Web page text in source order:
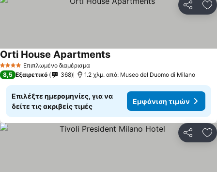
4 ΑστέριαΕπιπλωμένο διαμέρισμα
Orti House Apartments
8,5 Εξαιρετικό 368 1.2 χλμ. από: Museo del Duomo di Milano
Επιλέξτε ημερομηνίες, για να
δείτε τις ακριβείς τιμές
Εμφάνιση τιμών